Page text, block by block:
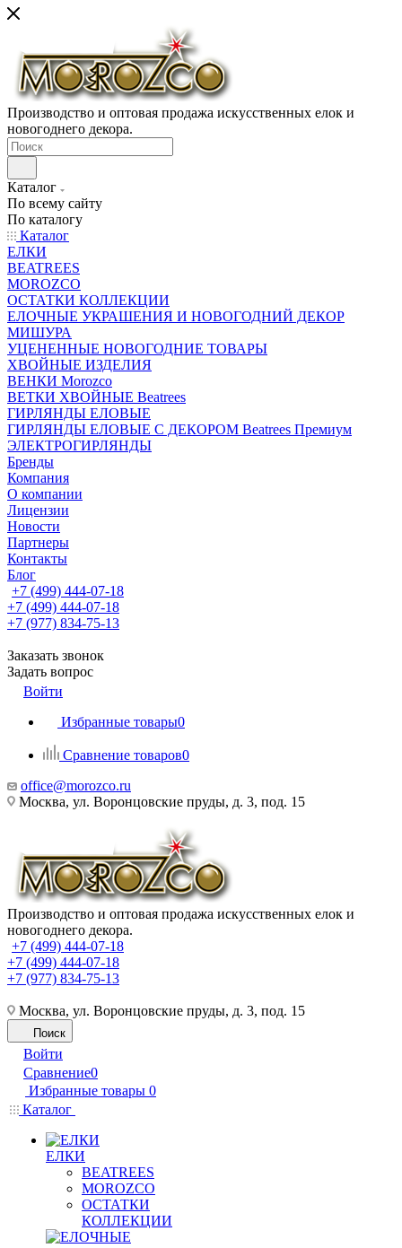
Производство и оптовая продажа искусственных елок и
новогоднего декора.
Каталог
По всему сайту
По каталогу
Каталог
ЕЛКИ
BEATREES
MOROZCO
ОСТАТКИ КОЛЛЕКЦИИ
ЕЛОЧНЫЕ УКРАШЕНИЯ И НОВОГОДНИЙ ДЕКОР
МИШУРА
УЦЕНЕННЫЕ НОВОГОДНИЕ ТОВАРЫ
ХВОЙНЫЕ ИЗДЕЛИЯ
ВЕНКИ Morozco
ВЕТКИ ХВОЙНЫЕ Beatrees
ГИРЛЯНДЫ ЕЛОВЫЕ
ГИРЛЯНДЫ ЕЛОВЫЕ С ДЕКОРОМ Beatrees Премиум
ЭЛЕКТРОГИРЛЯНДЫ
Бренды
Компания
О компании
Лицензии
Новости
Партнеры
Контакты
Блог
+7 (499) 444-07-18
+7 (499) 444-07-18
+7 (977) 834-75-13
Заказать звонок
Задать вопрос
Войти
Избранные товары0
Сравнение товаров0
office@morozco.ru
Москва, ул. Воронцовские пруды, д. 3, под. 15
Производство и оптовая продажа искусственных елок и
новогоднего декора.
+7 (499) 444-07-18
+7 (499) 444-07-18
+7 (977) 834-75-13
Москва, ул. Воронцовские пруды, д. 3, под. 15
Поиск
Войти
Сравнение0
Избранные товары 0
Каталог
ЕЛКИ
BEATREES
MOROZCO
ОСТАТКИ
КОЛЛЕКЦИИ